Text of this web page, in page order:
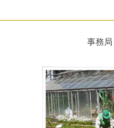
事務